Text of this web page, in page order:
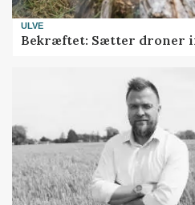
ULVE
Bekræftet: Sætter droner